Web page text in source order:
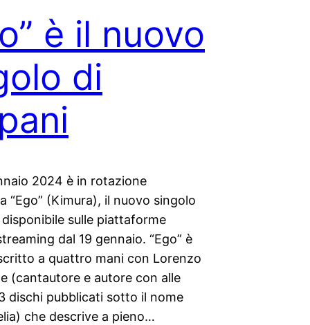
è il nuovo
di
2024 è in rotazione
“Ego” (Kimura), il nuovo singolo
sulle piattaforme
dal 19 gennaio. “Ego” è
a quattro mani con Lorenzo
(cantautore e autore con alle
dischi pubblicati sotto il nome
che descrive a pieno…